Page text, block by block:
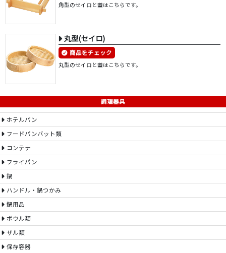
角型のセイロと蓋はこちらです。
丸型(セイロ)
商品をチェック
丸型のセイロと蓋はこちらです。
調理器具
ホテルパン
フードパンバット類
コンテナ
フライパン
鍋
ハンドル・鍋つかみ
鍋用品
ボウル類
ザル類
保存容器